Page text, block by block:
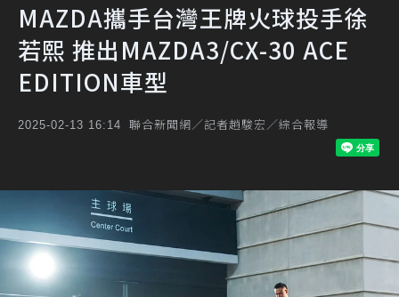
MAZDA攜手台灣王牌火球投手徐
若熙 推出MAZDA3/CX-30 ACE
EDITION車型
2025-02-13 16:14 聯合新聞網／記者趙駿宏／綜合報導